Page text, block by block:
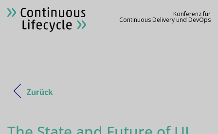
Konferenz für
Continuous Delivery und DevOps
Zurück